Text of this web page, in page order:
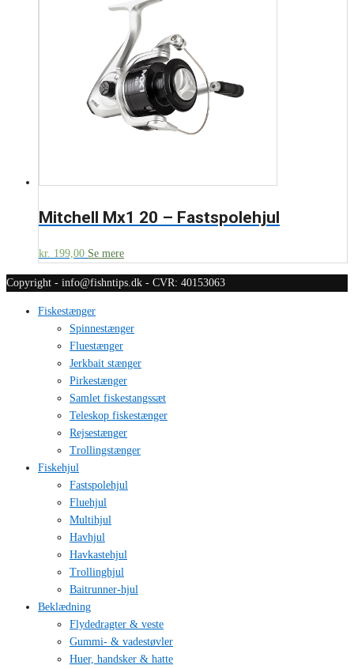
Mitchell Mx1 20 – Fastspolehjul
kr. 199,00 Se mere
Copyright - info@fishntips.dk - CVR: 40153063
Fiskestænger
Spinnestænger
Fluestænger
Jerkbait stænger
Pirkestænger
Samlet fiskestangssæt
Teleskop fiskestænger
Rejsestænger
Trollingstænger
Fiskehjul
Fastspolehjul
Fluehjul
Multihjul
Havhjul
Havkastehjul
Trollinghjul
Baitrunner-hjul
Beklædning
Flydedragter & veste
Gummi- & vadestøvler
Huer, handsker & hatte